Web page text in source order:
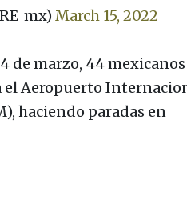
March 15, 2022
de marzo, 44 mexicanos
el Aeropuerto
haciendo paradas en